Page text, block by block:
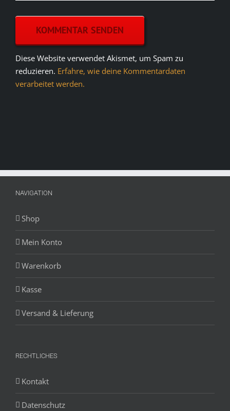
Diese Website verwendet Akismet, um Spam zu
reduzieren. Erfahre, wie deine Kommentardaten
verarbeitet werden.
NAVIGATION
Shop
Mein Konto
Warenkorb
Kasse
Versand & Lieferung
RECHTLICHES
Kontakt
Datenschutz